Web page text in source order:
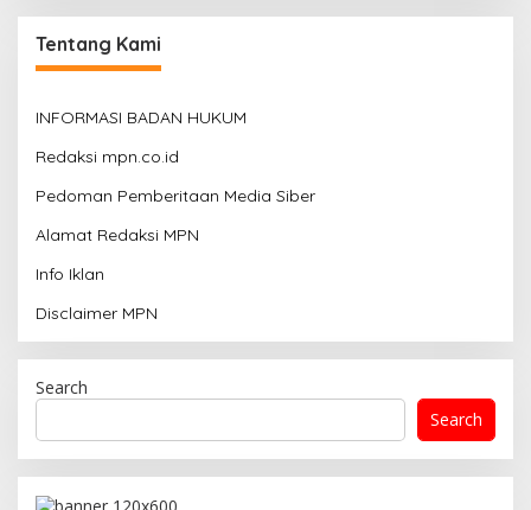
Tentang Kami
INFORMASI BADAN HUKUM
Redaksi mpn.co.id
Pedoman Pemberitaan Media Siber
Alamat Redaksi MPN
Info Iklan
Disclaimer MPN
Search
Search